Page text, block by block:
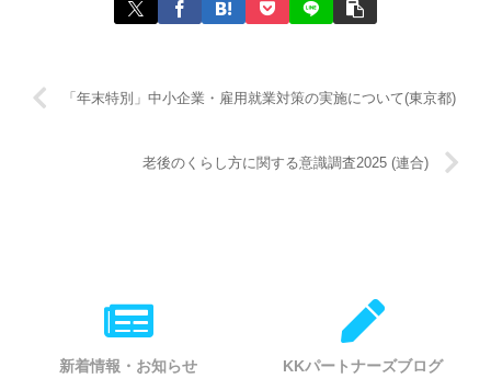
「年末特別」中小企業・雇用就業対策の実施について(東京都)
老後のくらし方に関する意識調査2025 (連合)
新着情報・お知らせ KKパートナーズブログ